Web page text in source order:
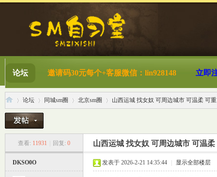
论坛 邀请码30元每个+客服微信：lin928148 立即
论坛
›
同城sm圈
›
北京sm圈
›
山西运城 找女奴 可周边城市 可温柔 可
查看: 11931 回复: 0 山西运城 找女奴 可周边城市 可温
DKSO0O 发表于 2026-2-21 14:35:44 显示全部楼层